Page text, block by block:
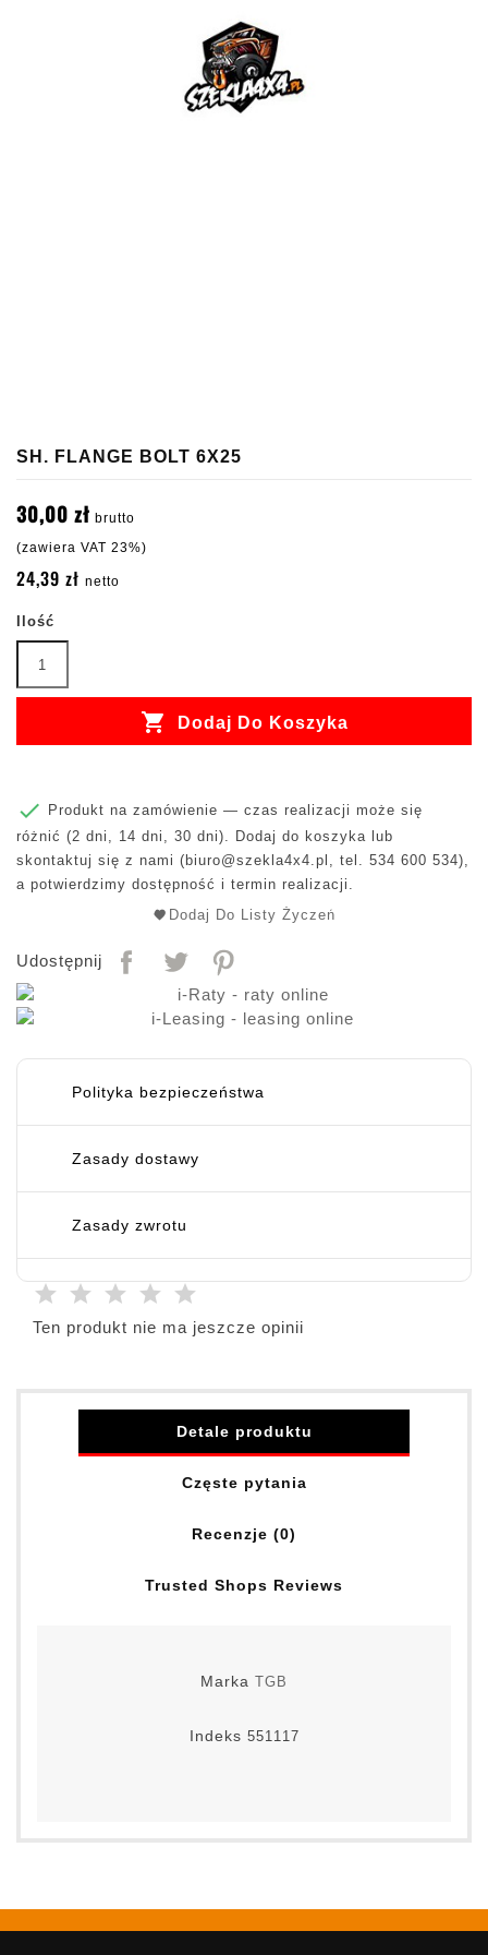
SH. FLANGE BOLT 6X25
30,00 zł brutto
(zawiera VAT 23%)
24,39 zł netto
Ilość
 Dodaj Do Koszyka

Produkt na zamówienie — czas realizacji może się
różnić (2 dni, 14 dni, 30 dni). Dodaj do koszyka lub
skontaktuj się z nami ( biuro@szekla4x4.pl , tel. 534 600 534),
a potwierdzimy dostępność i termin realizacji.
Dodaj Do Listy Życzeń
Udostępnij
Polityka bezpieczeństwa
Zasady dostawy
Zasady zwrotu
Ten produkt nie ma jeszcze opinii
Detale produktu
Częste pytania
Recenzje (0)
Trusted Shops Reviews
Marka TGB
Indeks 551117